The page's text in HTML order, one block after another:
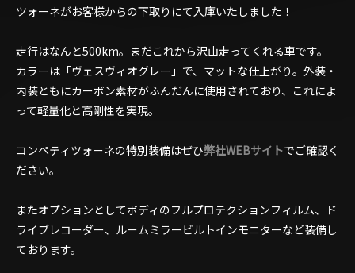
ツォーネがお客様からの下取りにて入庫いたしました！
走行はなんと500km。まだこれから沢山走ってくれる車です。
カラーは「ヴェスヴィオグレー」で、マットな仕上がり。外装・
内装ともにカーボン素材がふんだんに使用されており、これによ
って軽量化と高剛性を実現。
コンペティツォーネの特別装備はぜひ弊社WEBサイトでご確認く
ださい。
またオプションとしてボディのフルプロテクションフィルム、ド
ライブレコーダー、ルームミラービルトインモニターなど装備し
ております。